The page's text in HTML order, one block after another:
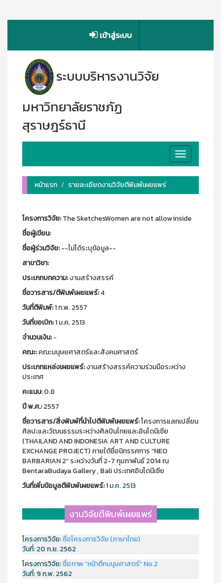
เข้าสู่ระบบ
ระบบบริหารงานวิจัย
มหาวิทยาลัยราชภัฏ
สุราษฎร์ธานี
Toggle
navigation
หน้าแรก
รายละเอียดงานวิจัยตีพิมพ์เผยแพร่
โครงการวิจัย:The SketchesWomen are not allow inside
ชื่อผู้เขียน:
ชื่อผู้ร่วมวิจัย:--ไม่ได้ระบุข้อมูล--
สาขาวิชา:
ประเภทบทความ:งานสร้างสรรค์
ชื่อวารสาร/ตีพิมพ์เผยแพร์:4
วันที่ตีพิมพ์:1 ก.พ. 2557
วันที่ขอเบิก:1 ม.ค. 2513
จำนวนเงิน:-
คณะ:คณะมนุษยศาสตร์และสังคมศาสตร์
ประเภทแหล่งเผยแพร์:งานสร้างสรรค์ความร่วมมือระหว่าง
ประเทศ
คะแนน:0.8
ปี พ.ศ.:2557
ชื่อวารสาร/สิ่งพิมพ์ที่นำไปตีพิมพ์เผยแพร์:โครงการแลกเปลี่ยน
ศิลปะและวัฒนธรรมระหว่างศิลปินไทยและอินโดนีเซีย
(THAILAND AND INDONESIA ART AND CULTURE
EXCHANGE PROJECT) ภายใต้ชื่อนิทรรศการ “NEO
BARBARIAN 2” ระหว่างวันที่ 2-7 กุมภาพันธ์ 2014 ณ
BentaraBudaya Gallery , Bali ประเทศอินโดนีเซีย
วันที่เพิ่มข้อมูลตีพิมพ์เผยแพร์:1 ม.ค. 2513
งานวิจัยตีพิมพ์เผยแพร่
โครงการวิจัย:ชื่อโครงการวิจัย (ภาษาไทย)
วันที่:20 ก.ย. 2562
โครงการวิจัย:ชื่อภาพ “หน้าตึกมนุษศาสตร์” No.2
วันที่:9 ก.พ. 2562